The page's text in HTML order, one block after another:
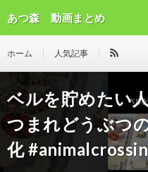
あつ森 動画まとめ
ホーム 人気記事
ベルを貯めたい
つまれどうぶつ
化